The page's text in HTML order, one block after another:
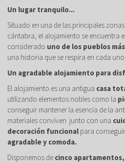
Un lugar tranquilo...
Situado en una de las principales
cántabra, el alojamiento se encuentra
considerado uno de los pueblos
una historia que se respira en cada
Un agradable alojamiento para
El alojamiento es una antigua casa
utilizando elementos nobles como la
conseguir mantener la esencia de la
materiales conviven junto con una
decoración funcional para
agradable y comoda.
Disponemos de cinco apartamentos,